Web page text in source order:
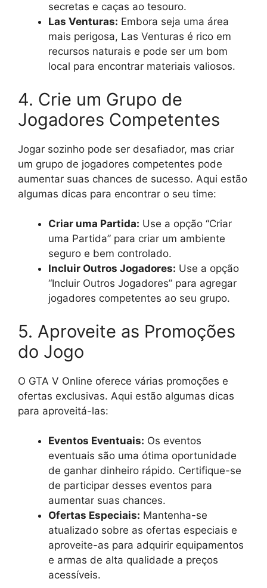
secretas e caças ao tesouro.
Las Venturas: Embora seja uma área
mais perigosa, Las Venturas é rico em
recursos naturais e pode ser um bom
local para encontrar materiais valiosos.
4. Crie um Grupo de
Jogadores Competentes
Jogar sozinho pode ser desafiador, mas criar
um grupo de jogadores competentes pode
aumentar suas chances de sucesso. Aqui estão
algumas dicas para encontrar o seu time:
Criar uma Partida: Use a opção “Criar
uma Partida” para criar um ambiente
seguro e bem controlado.
Incluir Outros Jogadores: Use a opção
“Incluir Outros Jogadores” para agregar
jogadores competentes ao seu grupo.
5. Aproveite as Promoções
do Jogo
O GTA V Online oferece várias promoções e
ofertas exclusivas. Aqui estão algumas dicas
para aproveitá-las:
Eventos Eventuais: Os eventos
eventuais são uma ótima oportunidade
de ganhar dinheiro rápido. Certifique-se
de participar desses eventos para
aumentar suas chances.
Ofertas Especiais: Mantenha-se
atualizado sobre as ofertas especiais e
aproveite-as para adquirir equipamentos
e armas de alta qualidade a preços
acessíveis.